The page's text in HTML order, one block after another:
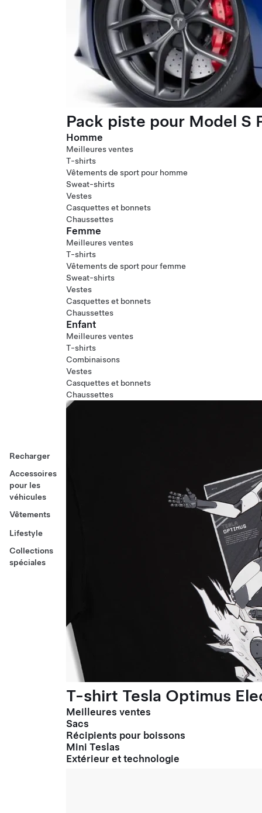
Recharger
Accessoires
pour les
véhicules
Vêtements
Lifestyle
Collections
spéciales
Pack piste pour Model S
Homme
Meilleures ventes
T-shirts
Vêtements de sport pour homme
Sweat-shirts
Vestes
Casquettes et bonnets
Chaussettes
Femme
Meilleures ventes
T-shirts
Vêtements de sport pour femme
Sweat-shirts
Vestes
Casquettes et bonnets
Chaussettes
Enfant
Meilleures ventes
T-shirts
Combinaisons
Vestes
Casquettes et bonnets
Chaussettes
T-shirt Tesla Optimus
Meilleures ventes
Sacs
Récipients pour boissons
Mini Teslas
Extérieur et technologie